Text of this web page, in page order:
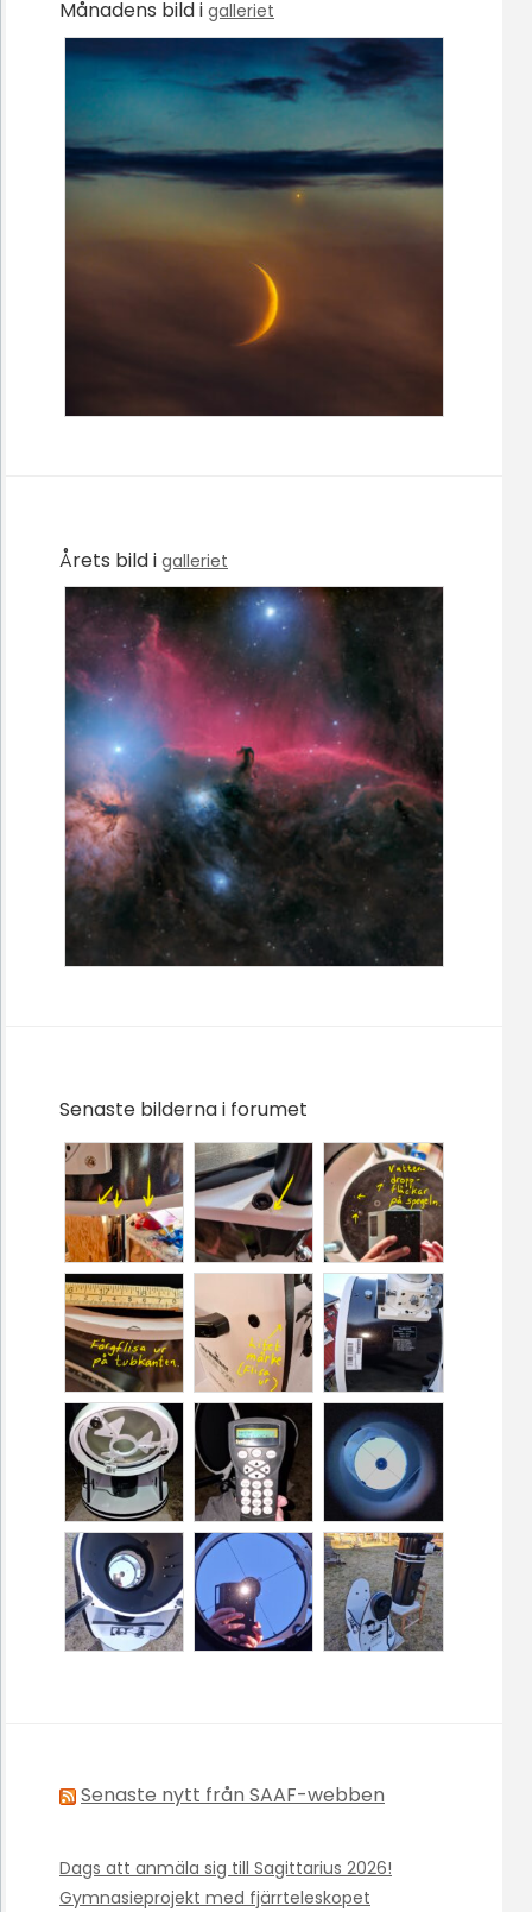
Månadens bild i galleriet
Årets bild i galleriet
Senaste bilderna i forumet
Senaste nytt från SAAF-webben
Dags att anmäla sig till Sagittarius 2026!
Gymnasieprojekt med fjärrteleskopet